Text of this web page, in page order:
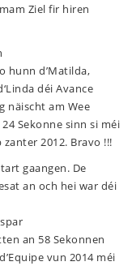
Ziel fir hiren
hunn d’Matilda,
déi Avance
näischt am Wee
Sekonne sinn si méi
2012. Bravo !!!
gaangen. De
an och hei war déi
an 58 Sekonnen
vun 2014 méi